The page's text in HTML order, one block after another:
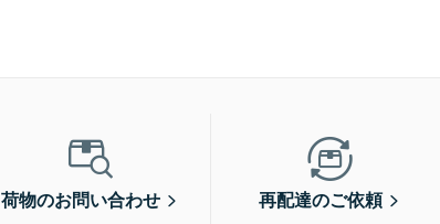
荷物のお問い合わせ 再配達のご依頼